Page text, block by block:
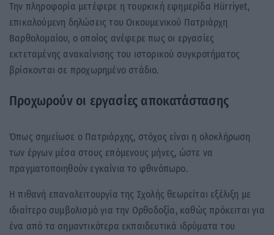
Την πληροφορία μετέφερε η τουρκική εφημερίδα Hürriyet,
επικαλούμενη δηλώσεις του Οικουμενικού Πατριάρχη
Βαρθολομαίου, ο οποίος ανέφερε πως οι εργασίες
εκτεταμένης ανακαίνισης του ιστορικού συγκροτήματος
βρίσκονται σε προχωρημένο στάδιο.
Προχωρούν οι εργασίες αποκατάστασης
Όπως σημείωσε ο Πατριάρχης, στόχος είναι η ολοκλήρωση
των έργων μέσα στους επόμενους μήνες, ώστε να
πραγματοποιηθούν εγκαίνια το φθινόπωρο.
Η πιθανή επαναλειτουργία της Σχολής θεωρείται εξέλιξη με
ιδιαίτερο συμβολισμό για την Ορθοδοξία, καθώς πρόκειται για
ένα από τα σημαντικότερα εκπαιδευτικά ιδρύματα του